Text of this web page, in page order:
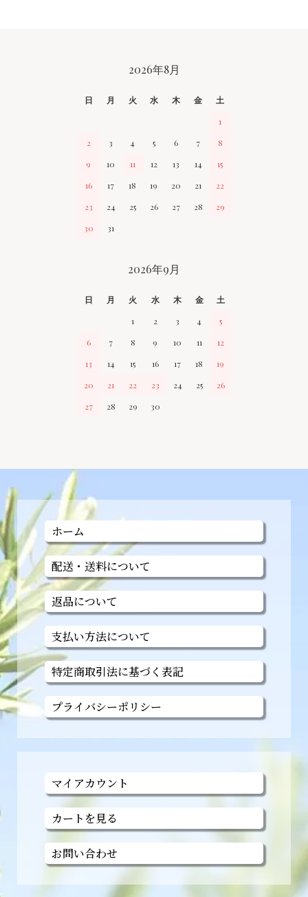
2026年8月
日 月 火 水 木 金
土
1
2
3 4 5 6 7
8
9
10 11 12 13 14
15
16
17 18 19 20 21
22
23
24 25 26 27 28
29
30
31
2026年9月
日 月 火 水 木 金
土
1
2 3 4
5
6
7 8 9 10 11
12
13
14 15 16 17 18
19
20
21 22 23 24 25
26
27
28 29 30
ホーム
配送・送料について
返品について
支払い方法について
特定商取引法に基づく表記
プライバシーポリシー
マイアカウント
カートを見る
お問い合わせ